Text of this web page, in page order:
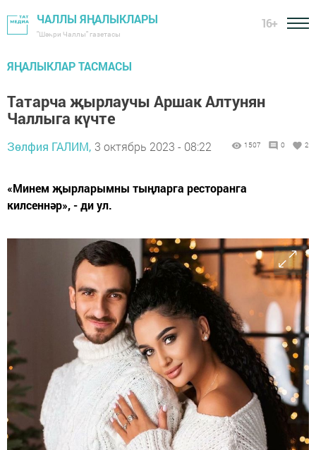
ЧАЛЛЫ ЯҢАЛЫКЛАРЫ
"Шәһри Чаллы" газетасы
16+
ЯҢАЛЫКЛАР ТАСМАСЫ
Татарча җырлаучы Аршак Алтунян
Чаллыга күчте
Зөлфия ГАЛИМ, 3 октябрь 2023 - 08:22 1507 0 2
«Минем җырларымны тыңларга ресторанга
килсеннәр», - ди ул.